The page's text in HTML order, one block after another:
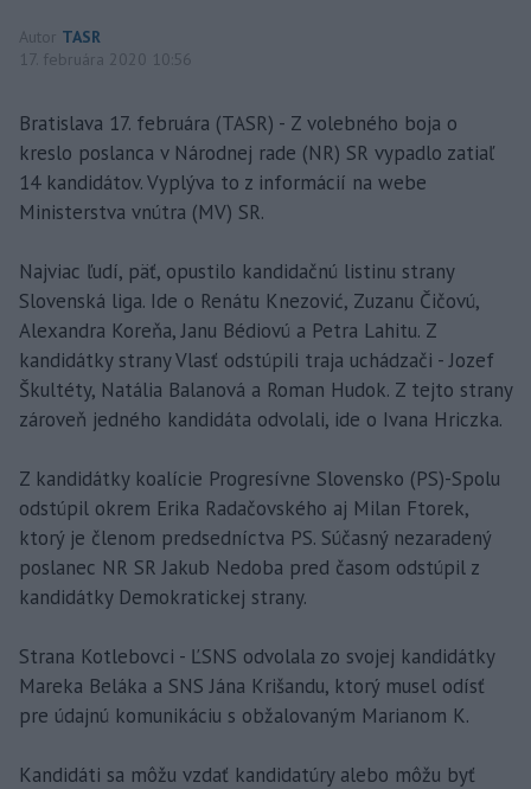
Autor TASR
17. februára 2020 10:56
Bratislava 17. februára (TASR) - Z volebného boja o
kreslo poslanca v Národnej rade (NR) SR vypadlo zatiaľ
14 kandidátov. Vyplýva to z informácií na webe
Ministerstva vnútra (MV) SR.
Najviac ľudí, päť, opustilo kandidačnú listinu strany
Slovenská liga. Ide o Renátu Knezović, Zuzanu Čičovú,
Alexandra Koreňa, Janu Bédiovú a Petra Lahitu. Z
kandidátky strany Vlasť odstúpili traja uchádzači - Jozef
Škultéty, Natália Balanová a Roman Hudok. Z tejto strany
zároveň jedného kandidáta odvolali, ide o Ivana Hriczka.
Z kandidátky koalície Progresívne Slovensko (PS)-Spolu
odstúpil okrem Erika Radačovského aj Milan Ftorek,
ktorý je členom predsedníctva PS. Súčasný nezaradený
poslanec NR SR Jakub Nedoba pred časom odstúpil z
kandidátky Demokratickej strany.
Strana Kotlebovci - ĽSNS odvolala zo svojej kandidátky
Mareka Beláka a SNS Jána Krišandu, ktorý musel odísť
pre údajnú komunikáciu s obžalovaným Marianom K.
Kandidáti sa môžu vzdať kandidatúry alebo môžu byť